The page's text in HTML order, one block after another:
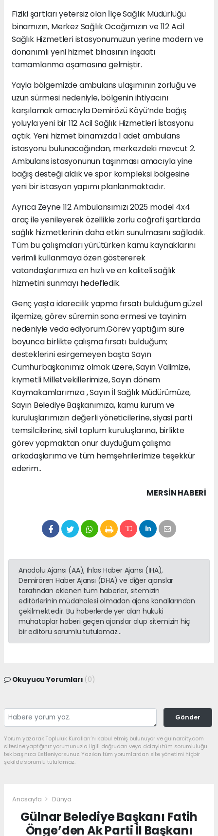
Fiziki şartları yetersiz olan İlçe Sağlık Müdürlüğü
binamızın, Merkez Sağlık Ocağımızın ve 112 Acil
Sağlık Hizmetleri istasyonumuzun yerine modern ve
donanımlı yeni hizmet binasının inşaatı
tamamlanma aşamasına gelmiştir.
Yayla bölgemizde ambulans ulaşımının zorluğu ve
uzun sürmesi nedeniyle, bölgenin ihtiyacını
karşılamak amacıyla Demirözü Köyü’nde bağış
yoluyla yeni bir 112 Acil Sağlık Hizmetleri İstasyonu
açtık. Yeni hizmet binamızda 1 adet ambulans
istasyonu bulunacağından, merkezdeki mevcut 2.
Ambulans istasyonunun taşınması amacıyla yine
bağış desteği aldık ve spor kompleksi bölgesine
yeni bir istasyon yapımı planlanmaktadır.
Ayrıca Zeyne 112 Ambulansımızı 2025 model 4x4
araç ile yenileyerek özellikle zorlu coğrafi şartlarda
sağlık hizmetlerinin daha etkin sunulmasını sağladık.
Tüm bu çalışmaları yürütürken kamu kaynaklarını
verimli kullanmaya özen göstererek
vatandaşlarımıza en hızlı ve en kaliteli sağlık
hizmetini sunmayı hedefledik.
Genç yaşta idarecilik yapma fırsatı bulduğum güzel
ilçemize, görev süremin sona ermesi ve tayinim
nedeniyle veda ediyorum.Görev yaptığım süre
boyunca birlikte çalışma fırsatı bulduğum;
desteklerini esirgemeyen başta Sayın
Cumhurbaşkanımız olmak üzere, Sayın Valimize,
kıymetli Milletvekillerimize, Sayın dönem
Kaymakamlarımıza , Sayın İl Sağlık Müdürümüze,
Sayın Belediye Başkanımıza, kamu kurum ve
kuruluşlarımızın değerli yöneticilerine, siyasi parti
temsilcilerine, sivil toplum kuruluşlarına, birlikte
görev yapmaktan onur duyduğum çalışma
arkadaşlarıma ve tüm hemşehrilerimize teşekkür
ederim..
MERSIN HABERİ
Anadolu Ajansı (AA), İhlas Haber Ajansı (İHA),
Demirören Haber Ajansı (DHA) ve diğer ajanslar
tarafından eklenen tüm haberler, sitemizin
editörlerinin müdahalesi olmadan ajans kanallarından
çekilmektedir. Bu haberlerde yer alan hukuki
muhataplar haberi geçen ajanslar olup sitemizin hiç
bir editörü sorumlu tutulamaz...
Okuyucu Yorumları (0)
Gönder
Yorum yazarak Topluluk Kuralları’nı kabul etmiş bulunuyor ve gulnarcity.com
sitesine yaptığınız yorumunuzla ilgili doğrudan veya dolaylı tüm sorumluluğu
tek başınıza üstleniyorsunuz. Yazılan tüm yorumlardan site yönetimi hiçbir
şekilde sorumlu tutulamaz.
Anasayfa Dünya
Gülnar Belediye Başkanı Fatih
Önge’den Ak Parti İl Başkanı